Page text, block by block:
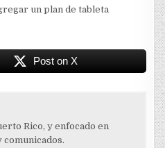
un plan de tableta
Post on X
Rico, y enfocado en